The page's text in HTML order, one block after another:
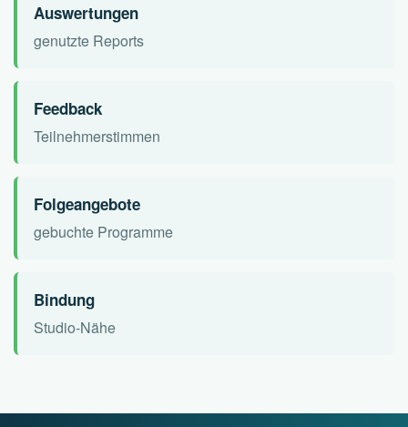
Auswertungen
genutzte Reports
Feedback
Teilnehmerstimmen
Folgeangebote
gebuchte Programme
Bindung
Studio-Nähe